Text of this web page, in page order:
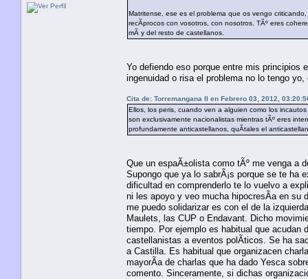
Matritense, ese es el problema que os vengo
recÃ­procos con vosotros, con nosotros. TÃº eres
mÃ­ y del resto de castellanos.
Yo defiendo eso porque entre mis principios
ingenuidad o risa el problema no lo tengo
Cita de: Torremangana II en Febrero 03, 2012,
Ellos, los peris, cuando ven a alguien como los
son exclusivamente nacionalistas mientras tÃº eres
profundamente anticastellanos, quÃ­tales el
Que un espaÃ±olista como tÃº me venga a
Supongo que ya lo sabrÃ¡s porque se te ha
dificultad en comprenderlo te lo vuelvo a
ni les apoyo y veo mucha hipocresÃ­a en su
me puedo solidarizar es con el de la
Maulets, las CUP o Endavant. Dicho
tiempo. Por ejemplo es habitual que acudan
castellanistas a eventos polÃ­ticos. Se ha
a Castilla. Es habitual que organizacen
mayorÃ­a de charlas que ha dado Yesca
comento. Sinceramente, si dichas